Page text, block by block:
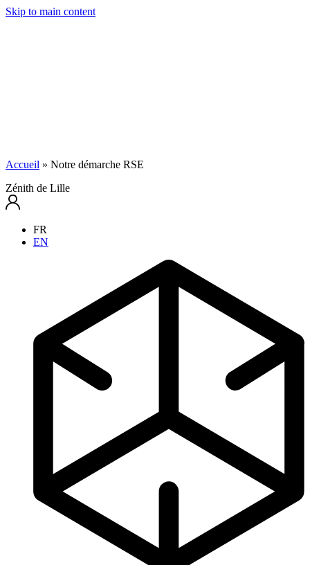
Skip to main content
Accueil » Notre démarche RSE
Zénith de Lille
FR
EN